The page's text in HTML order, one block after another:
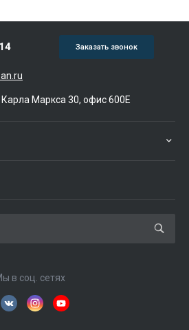
Заказать звонок
Карла Маркса 30, офис 600Е
в соц. сетях